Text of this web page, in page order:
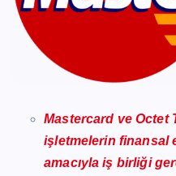
Mastercard ve Octet
işletmelerin finansal
amacıyla iş birliği